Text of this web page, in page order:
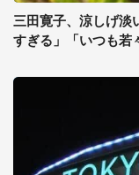
三田寛子、涼しげ淡
すぎる」「いつも若